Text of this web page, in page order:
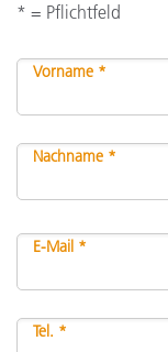
* = Pflichtfeld
Vorname *
Nachname *
E-Mail *
Tel. *